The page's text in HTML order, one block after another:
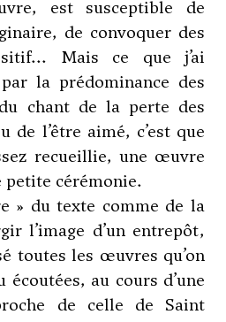
est susceptible de
de convoquer des
Mais ce que j’ai
la prédominance des
chant de la perte des
de l’être aimé, c’est que
recueillie, une œuvre
cérémonie.
» du texte comme de la
l’image d’un entrepôt,
toutes les œuvres qu’on
au cours d’une
de celle de Saint